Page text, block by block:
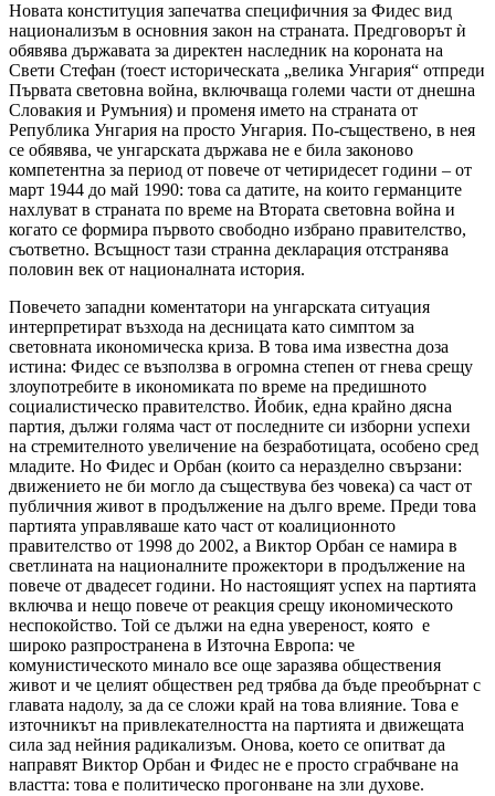
Новата конституция запечатва специфичния за Фидес вид
национализъм в основния закон на страната. Предговорът ѝ
обявява държавата за директен наследник на короната на
Свети Стефан (тоест историческата „велика Унгария“ отпреди
Първата световна война, включваща големи части от днешна
Словакия и Румъния) и променя името на страната от
Република Унгария на просто Унгария. По-съществено, в нея
се обявява, че унгарската държава не е била законово
компетентна за период от повече от четиридесет години – от
март 1944 до май 1990: това са датите, на които германците
нахлуват в страната по време на Втората световна война и
когато се формира първото свободно избрано правителство,
съответно. Всъщност тази странна декларация отстранява
половин век от националната история.
Повечето западни коментатори на унгарската ситуация
интерпретират възхода на десницата като симптом за
световната икономическа криза. В това има известна доза
истина: Фидес се възползва в огромна степен от гнева срещу
злоупотребите в икономиката по време на предишното
социалистическо правителство. Йобик, една крайно дясна
партия, дължи голяма част от последните си изборни успехи
на стремителното увеличение на безработицата, особено сред
младите. Но Фидес и Орбан (които са неразделно свързани:
движението не би могло да съществува без човека) са част от
публичния живот в продължение на дълго време. Преди това
партията управляваше като част от коалиционното
правителство от 1998 до 2002, а Виктор Орбан се намира в
светлината на националните прожектори в продължение на
повече от двадесет години. Но настоящият успех на партията
включва и нещо повече от реакция срещу икономическото
неспокойство. Той се дължи на една увереност, която е
широко разпространена в Източна Европа: че
комунистическото минало все още заразява обществения
живот и че целият обществен ред трябва да бъде преобърнат с
главата надолу, за да се сложи край на това влияние. Това е
източникът на привлекателността на партията и движещата
сила зад нейния радикализъм. Онова, което се опитват да
направят Виктор Орбан и Фидес не е просто сграбчване на
властта: това е политическо прогонване на зли духове.